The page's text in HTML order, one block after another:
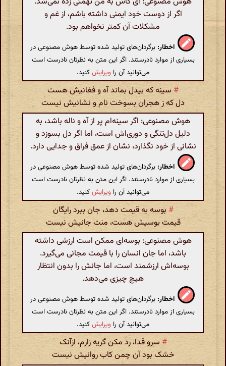
اگر از دوست خود ایمنی داشته باشم، از غم و
مشکلات آن کمتر نخواهم بود.
اخطار: برگردان‌های تولید شده توسط هوش مصنوعی در
بسیاری از موارد نادرستند. اگر این متن به نظرتان نادرست است
می‌توانید آن را ویرایشکنید.
#سینه که بیدل بماند آه و فغانیش هست
دل که ز هجران بسوخت نام و نشانیش نیست
هوش مصنوعی: اگر سینه‌ام پر از آه و ناله باشد، به
دلیل دل‌تنگی و دوری‌اش است، اما اگر دل بسوزد و
نشانی از خود نگذارد، نشان از عمق فراق و جدایی دارد.
اخطار: برگردان‌های تولید شده توسط هوش مصنوعی در
بسیاری از موارد نادرستند. اگر این متن به نظرتان نادرست است
می‌توانید آن را ویرایشکنید.
# بوسه به قیمت دهد، جان ببرد رایگان
قیمت بوسیش هست، منت جانیش نیست
هوش مصنوعی: بوسه‌ای ممکن است ارزشی داشته
باشد، اما جان انسان را با قیمت مجانی می‌گیرد.
بوسه‌اش ارزشمند است، اما جانش را بدون انتظار
هیچ چیزی می‌دهد.
اخطار: برگردان‌های تولید شده توسط هوش مصنوعی در
بسیاری از موارد نادرستند. اگر این متن به نظرتان نادرست است
می‌توانید آن را ویرایشکنید.
# سرو قدا، رد مکن گریه زارم، ازآنک
خشک بود آن چمن کاب روانیش نیست